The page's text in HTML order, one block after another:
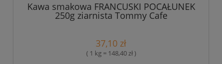
Kawa smakowa FRANCUSKI POCAŁUNEK
250g ziarnista Tommy Cafe
37,10 zł
( 1 kg = 148,40 zł )